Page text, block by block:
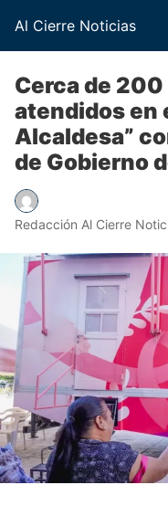
Al Cierre Noticias
Cerca de
atendidos en
Alcaldesa”
de Gobierno
Redacción Al Cierre